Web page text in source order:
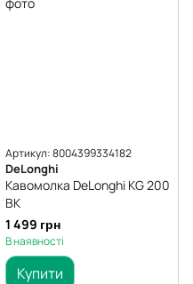
Артикул: 8004399334182
DeLonghi
Кавомолка DeLonghi KG 200
BK
1 499 грн
В наявності
Купити